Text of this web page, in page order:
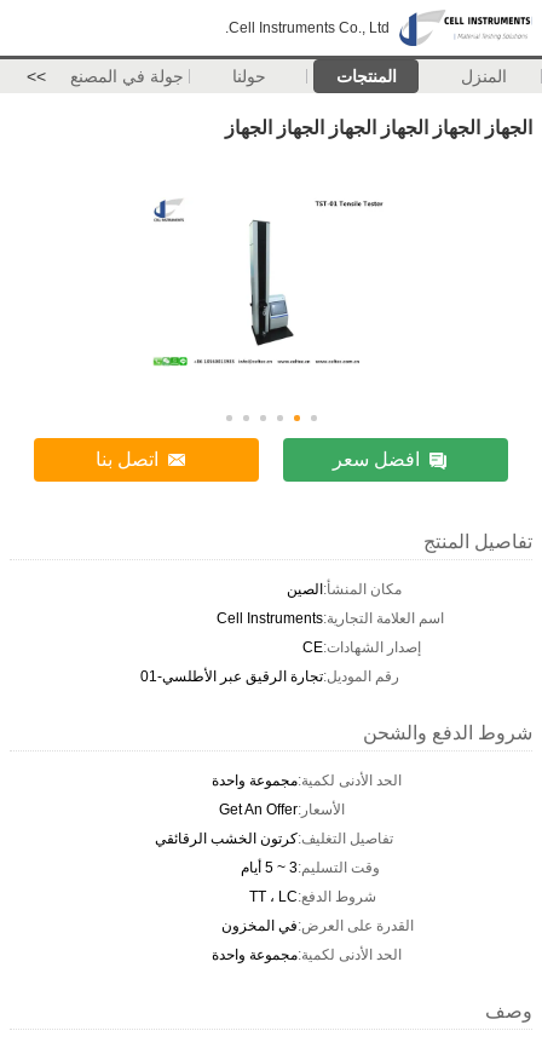
Cell Instruments Co., Ltd.
المنزل المنتجات حولنا جولة في المصنع >>
الجهاز الجهاز الجهاز الجهاز الجهاز الجهاز
افضل سعر اتصل بنا
تفاصيل المنتج
مكان المنشأ:الصين
اسم العلامة التجارية:Cell Instruments
إصدار الشهادات:CE
رقم الموديل:تجارة الرقيق عبر الأطلسي-01
شروط الدفع والشحن
الحد الأدنى لكمية:مجموعة واحدة
الأسعار:Get An Offer
تفاصيل التغليف:كرتون الخشب الرقائقي
وقت التسليم:3 ~ 5 أيام
شروط الدفع:TT ، LC
القدرة على العرض:في المخزون
الحد الأدنى لكمية:مجموعة واحدة
وصف